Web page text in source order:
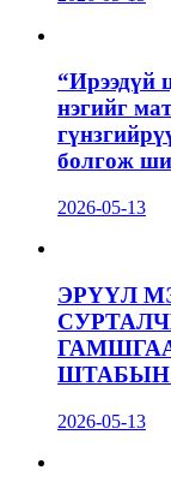
“Ирээдүй
нэгийг
болгож
2026-05-13
ЭРҮҮЛ
ШТАБЫН
2026-05-13